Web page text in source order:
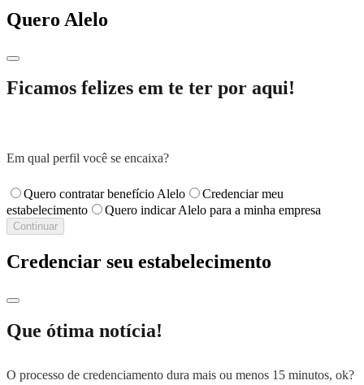
Quero Alelo
Ficamos felizes em te ter por aqui!
Em qual perfil você se encaixa?
Quero contratar benefício Alelo
Credenciar meu
estabelecimento
Quero indicar Alelo para a minha empresa
Continuar
Credenciar seu estabelecimento
Que ótima notícia!
O processo de credenciamento dura mais ou menos 15 minutos, ok?